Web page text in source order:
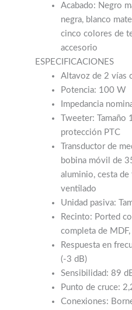
Acabado: Negro
negra, blanco
cinco colores de
accesorio
ESPECIFICACIONES
Altavoz de 2 vías
Potencia: 100 W
Impedancia
Tweeter: Tamaño
protección PTC
Transductor de
bobina móvil de
aluminio, cesta
ventilado
Unidad pasiva:
Recinto: Ported
completa de
Respuesta en
(-3 dB)
Sensibilidad: 89
Punto de cruce:
Conexiones: